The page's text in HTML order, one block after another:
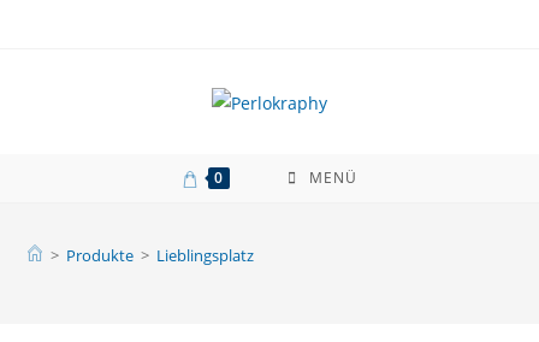
0 MENÜ
> Produkte > Lieblingsplatz